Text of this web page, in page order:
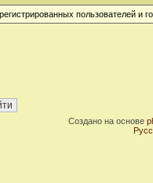
пользователей и
Создано на основе